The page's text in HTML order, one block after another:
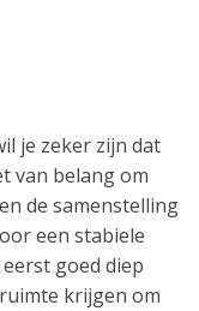
je zeker zijn dat
van belang om
de samenstelling
een stabiele
goed diep
krijgen om